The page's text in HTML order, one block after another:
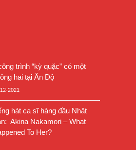
trình “kỳ quặc” có một
hai tại Ấn Độ
2021
hát ca sĩ hàng đầu Nhật
Akina Nakamori – What
To Her?